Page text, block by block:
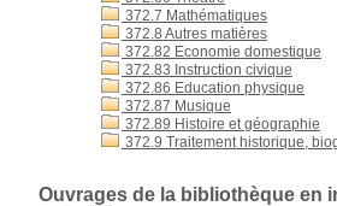
372.7 Mathématiques
372.8 Autres matières
372.82 Economie domestique
372.83 Instruction civique
372.86 Education physique
372.87 Musique
372.89 Histoire et géographie
372.9 Traitement historique,
Ouvrages de la bibliothèque en